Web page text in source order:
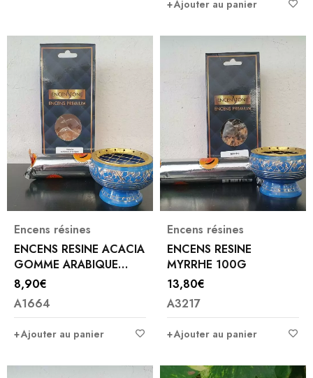
Ajouter au panier
Encens résines
ENCENS RESINE ACACIA
GOMME ARABIQUE
100G
8,90€
A1664
Ajouter au panier
Encens résines
ENCENS RESINE
MYRRHE 100G
13,80€
A3217
Ajouter au panier